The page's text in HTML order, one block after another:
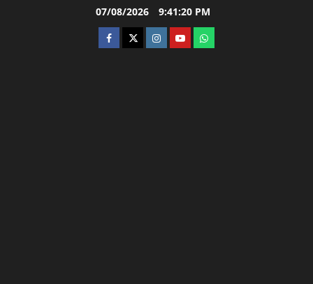
07/08/2026 9:41:21 PM
facebooktwitterinstagram.com
youtubewhatsapp